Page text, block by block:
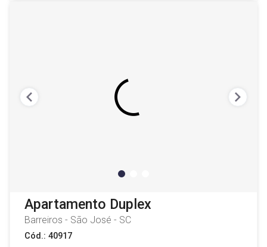
Apartamento Duplex
Barreiros - São José - SC
Cód.: 40917